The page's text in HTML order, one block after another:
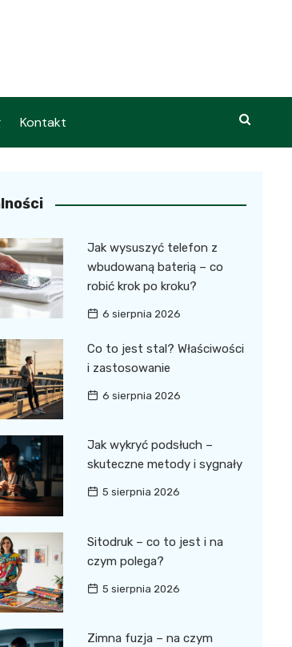
Kontakt
Jak wysuszyć telefon z
wbudowaną baterią – co
robić krok po kroku?
6 sierpnia 2026
Co to jest stal? Właściwości
i zastosowanie
6 sierpnia 2026
Jak wykryć podsłuch –
skuteczne metody i sygnały
5 sierpnia 2026
Sitodruk – co to jest i na
czym polega?
5 sierpnia 2026
Zimna fuzja – na czym